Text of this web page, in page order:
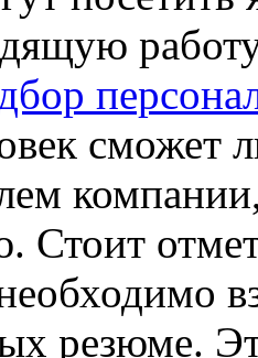
сможет
Стоит
резюме.